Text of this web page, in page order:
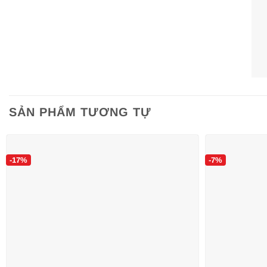
Thông tin sản phẩm: Brateck NBH-6E Ergonomic Aluminum
SẢN PHẨM TƯƠNG TỰ
-17% -7%